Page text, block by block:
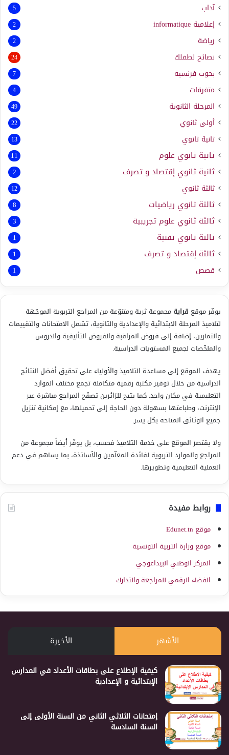
آداب 5
إعلامية informatique
2
رياضة 2
نصائح لطفلك 24
بحوث فرنسية 7
متفرقات 4
المرحلة الثانوية 49
أولى ثانوي 22
ثانية ثانوي 13
ثانية ثانوي علوم 11
ثانية ثانوي إقتصاد و تصرف 2
ثالثة ثانوي 12
ثالثة ثانوي رياضيات 8
ثالثة ثانوي علوم تجريبية 3
ثالثة ثانوي تقنية 1
ثالثة إقتصاد و تصرف 1
قصص 1
يوفّر موقع قرايةمجموعة ثرية ومتنوّعة من المراجع التربوية الموجّهة
لتلاميذ المرحلة الابتدائية والإعدادية والثانوية، تشمل الامتحانات والتقييمات
والتمارين، إضافة إلى فروض المراقبة والفروض التأليفية والدروس
والملخّصات لجميع المستويات الدراسية.
يهدف الموقع إلى مساعدة التلاميذ والأولياء على تحقيق أفضل النتائج
الدراسية من خلال توفير مكتبة رقمية متكاملة تجمع مختلف الموارد
التعليمية في مكان واحد. كما يتيح للزائرين تصفّح المراجع مباشرة عبر
الإنترنت، وطباعتها بسهولة دون الحاجة إلى تحميلها، مع إمكانية تنزيل
جميع الوثائق المتاحة بكل يسر.
ولا يقتصر الموقع على خدمة التلاميذ فحسب، بل يوفّر أيضاً مجموعة من
المراجع والموارد التربوية لفائدة المعلّمين والأساتذة، بما يساهم في دعم
العملية التعليمية وتطويرها.
روابط مفيدة
موقع Edunet.tn
موقع وزارة التربية التونسية
المركز الوطني البيداغوجي
الفضاء الرقمي للمراجعة والتدارك
الأشهر الأخيرة
كيفية الإطلاع على بطاقات الأعداد في المدارس
الإبتدائية و الإعدادية
إمتحانات الثلاثي الثاني من السنة الأولى إلى
السنة السادسة